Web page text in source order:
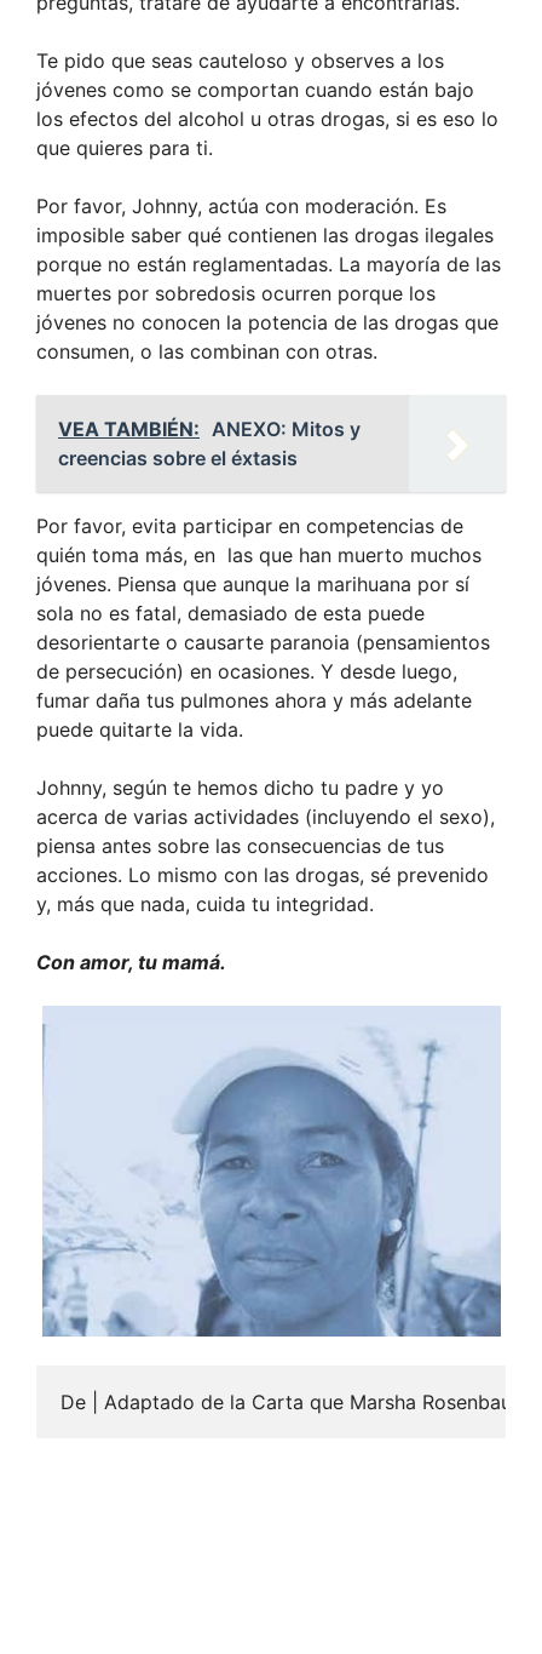
Te pido que seas cauteloso y observes a los
jóvenes como se comportan cuando están bajo
los efectos del alcohol u otras drogas, si es eso lo
que quieres para ti.
Por favor, Johnny, actúa con moderación. Es
imposible saber qué contienen las drogas ilegales
porque no están reglamentadas. La mayoría de las
muertes por sobredosis ocurren porque los
jóvenes no conocen la potencia de las drogas que
consumen, o las combinan con otras.
VEA TAMBIÉN: ANEXO: Mitos y
creencias sobre el éxtasis
Por favor, evita participar en competencias de
quién toma más, en las que han muerto muchos
jóvenes. Piensa que aunque la marihuana por sí
sola no es fatal, demasiado de esta puede
desorientarte o causarte paranoia (pensamientos
de persecución) en ocasiones. Y desde luego,
fumar daña tus pulmones ahora y más adelante
puede quitarte la vida.
Johnny, según te hemos dicho tu padre y yo
acerca de varias actividades (incluyendo el sexo),
piensa antes sobre las consecuencias de tus
acciones. Lo mismo con las drogas, sé prevenido
y, más que nada, cuida tu integridad.
Con amor, tu mamá.
De | Adaptado de la Carta que Marsha